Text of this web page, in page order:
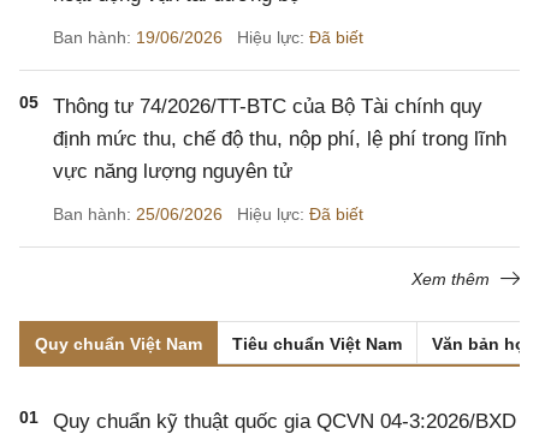
Ban hành: 19/06/2026 Hiệu lực: Đã biết
05
Thông tư 74/2026/TT-BTC của Bộ Tài chính quy
định mức thu, chế độ thu, nộp phí, lệ phí trong lĩnh
vực năng lượng nguyên tử
Ban hành: 25/06/2026 Hiệu lực: Đã biết
Xem thêm
Quy chuẩn Việt Nam Tiêu chuẩn Việt Nam Văn bản
01
Quy chuẩn kỹ thuật quốc gia QCVN 04-3:2026/BXD